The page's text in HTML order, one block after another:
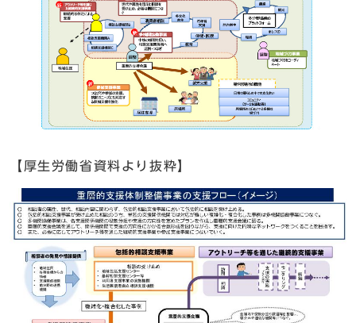
【厚生労働省資料より抜粋】